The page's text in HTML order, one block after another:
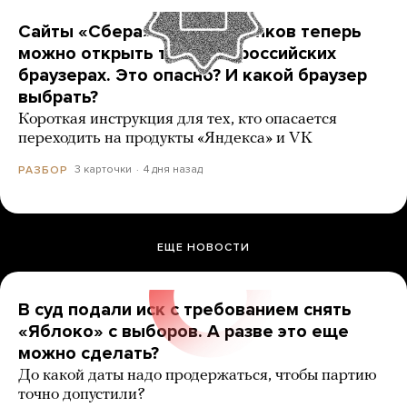
Сайты «Сбера» и других банков теперь
можно открыть только в российских
браузерах. Это опасно? И какой браузер
выбрать?
Короткая инструкция для тех, кто опасается
переходить на продукты «Яндекса» и VK
РАЗБОР 3 карточки 4 дня назад
ЕЩЕ НОВОСТИ
В суд подали иск с требованием снять
«Яблоко» с выборов. А разве это еще
можно сделать?
До какой даты надо продержаться, чтобы партию
точно допустили?